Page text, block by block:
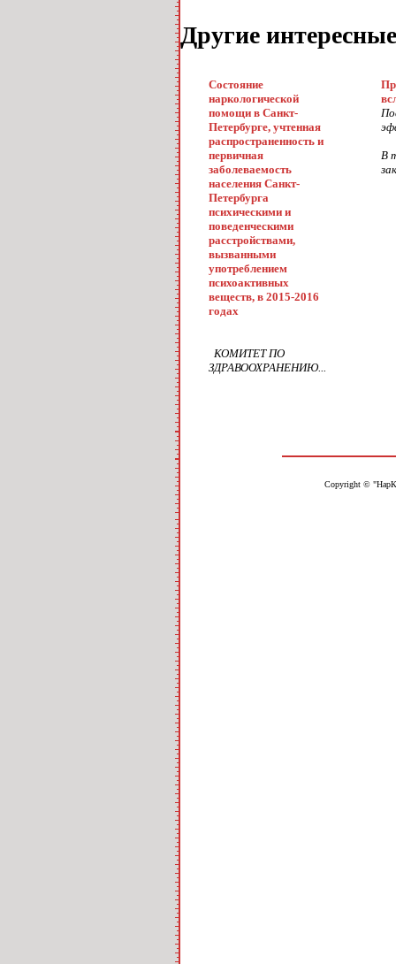
Другие
Состояние
наркологической
помощи в Санкт-
Петербурге, учтенная
распространенность и
первичная
заболеваемость
населения Санкт-
Петербурга
психическими и
поведенческими
расстройствами,
вызванными
употреблением
психоактивных
веществ, в 2015-2016
годах
КОМИТЕТ ПО
ЗДРАВООХРАНЕНИЮ...
В
Copyright ©